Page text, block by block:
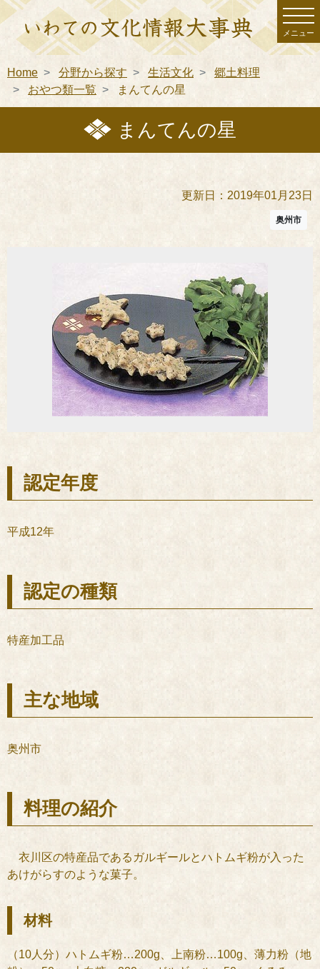
メニュー
Home 分野から探す 生活文化
郷土料理
おやつ類一覧
まんてんの星
まんてんの星
更新日：2019年01月23日
奥州市
認定年度
平成12年
認定の種類
特産加工品
主な地域
奥州市
料理の紹介
衣川区の特産品であるガルギールとハトムギ粉が入った
あけがらすのような菓子。
材料
（10人分）ハトムギ粉…200g、上南粉…100g、薄力粉（地